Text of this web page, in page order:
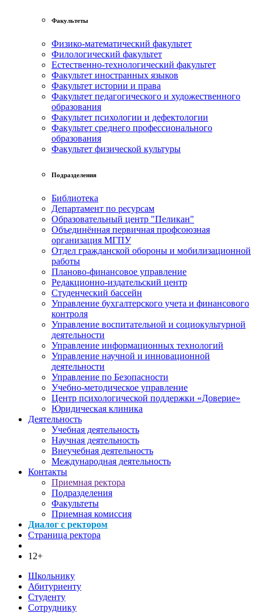
Факультеты
Физико-математический факультет
Филологический факультет
Естественно-технологический факультет
Факультет иностранных языков
Факультет истории и права
Факультет педагогического и художественного
образования
Факультет психологии и дефектологии
Факультет среднего профессионального
образования
Факультет физической культуры
Подразделения
Библиотека
Департамент по ресурсам
Образовательный центр "Пеликан"
Объединённая первичная профсоюзная
организация МГПУ
Отдел гражданской обороны и мобилизационной
работы
Планово-финансовое управление
Редакционно-издательский центр
Студенческий бассейн
Управление бухгалтерского учета и финансового
контроля
Управление воспитательной и социокультурной
деятельности
Управление информационных технологий
Управление научной и инновационной
деятельности
Управление по Безопасности
Учебно-методическое управление
Центр психологической поддержки «Доверие»
Юридическая клиника
Деятельность
Учебная деятельность
Научная деятельность
Внеучебная деятельность
Международная деятельность
Контакты
Приемная ректора
Подразделения
Факультеты
Приемная комиссия
Диалог с ректором
Страница ректора
12+
Школьнику
Абитуриенту
Студенту
Сотруднику